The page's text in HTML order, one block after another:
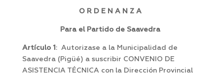
O R D E N A N Z A
Para el Partido de Saavedra
Artículo 1 : Autorizase a la Municipalidad de
Saavedra (Pigüé) a suscribir CONVENIO DE
ASISTENCIA TÉCNICA con la Dirección Provincial